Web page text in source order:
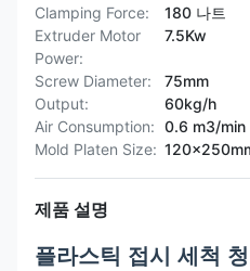
Clamping Force:
180 나트
Extruder Motor
Power:
7.5Kw
Screw Diameter:
75mm
Output:
60kg/h
Air Consumption: 0.6 m3/min
Mold Platen Size:
제품 설명
플라스틱 접시 세척